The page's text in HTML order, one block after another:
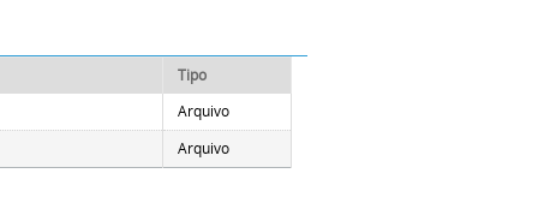
Tipo
Arquivo
Arquivo